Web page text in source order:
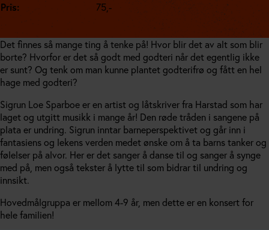
Pris:
75,-
Det finnes så mange ting å tenke på! Hvor blir det av alt som blir
borte? Hvorfor er det så godt med godteri når det egentlig ikke
er sunt? Og tenk om man kunne plantet godterifrø og fått en hel
hage med godteri?
Sigrun Loe Sparboe er en artist og låtskriver fra Harstad som har
laget og utgitt musikk i mange år! Den røde tråden i sangene på
plata er undring. Sigrun inntar barneperspektivet og går inn i
fantasiens og lekens verden medet ønske om å ta barns tanker og
følelser på alvor. Her er det sanger å danse til og sanger å synge
med på, men også tekster å lytte til som bidrar til undring og
innsikt.
Hovedmålgruppa er mellom 4-9 år, men dette er en konsert for
hele familien!